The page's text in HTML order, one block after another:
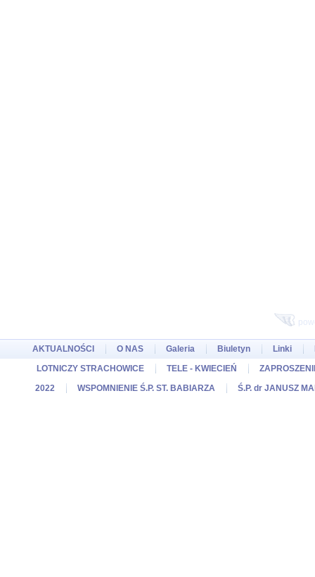
AKTUALNOŚCI O NAS Galeria Biuletyn Linki
LOTNICZY STRACHOWICE
TELE - KWIECIEŃ
2022
WSPOMNIENIE Ś.P. ST. BABIARZA Ś.P. dr JANUSZ